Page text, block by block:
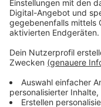
Parks, die anderen
der Hoffeldstraße
pflanzen.
Anzeige